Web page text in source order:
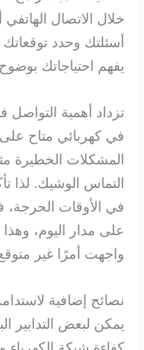
خلال الاتصال
أسئلتك وحدد توقعاتك
يفهم احتياجاتك
تزداد أهمية
في كهربائي متاح
المشكلات الخطيرة
التماس الوشيك. لذا
في الأوقات
على مدار اليوم،
واجهت أمرًا غير
نصائح إضافية
يمكن لبعض التدابير